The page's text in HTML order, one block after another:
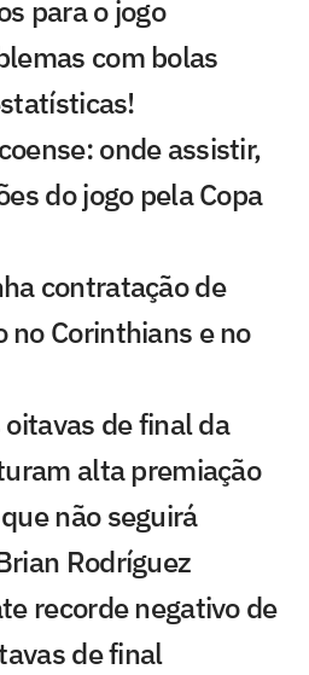
para o jogo
com bolas
onde assistir,
do jogo pela Copa
contratação de
Corinthians e no
de final da
alta premiação
não seguirá
Rodríguez
recorde negativo de
de final